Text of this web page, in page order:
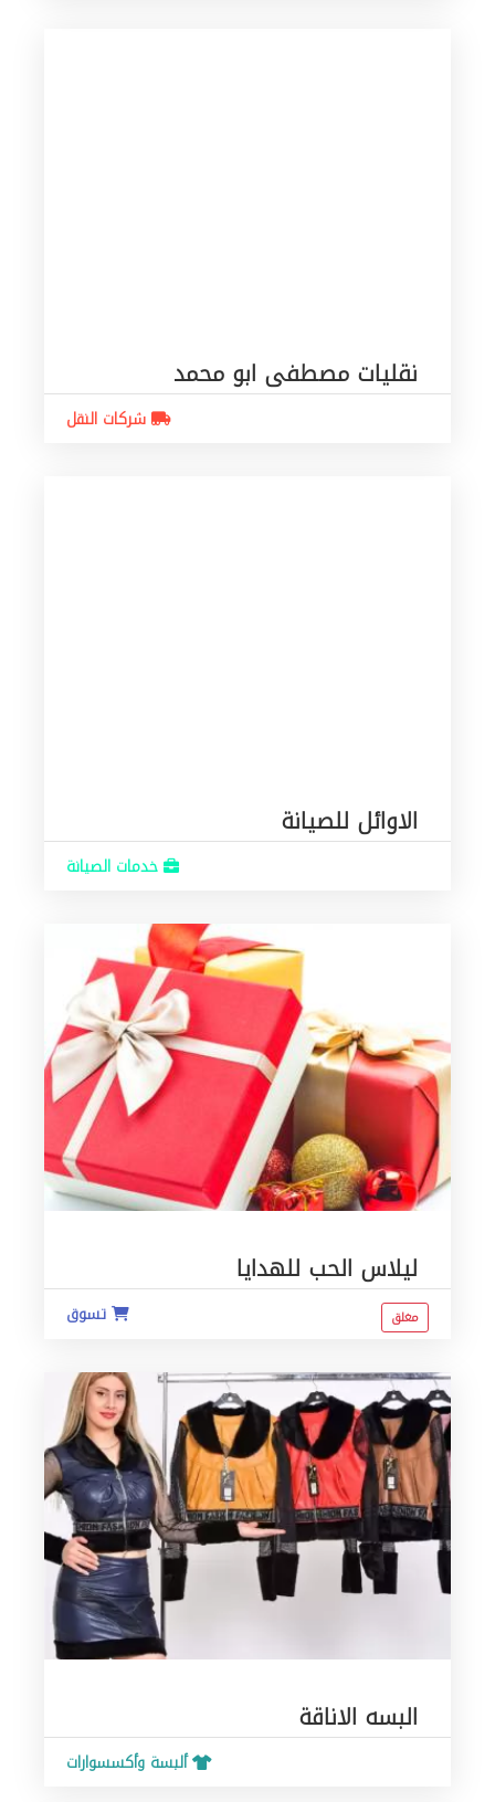
نقليات مصطفى ابو محمد
شركات النقل
الاوائل للصيانة
خدمات الصيانة
ليلاس الحب للهدايا
تسوق مغلق
البسه الاناقة
ألبسة وأكسسوارات